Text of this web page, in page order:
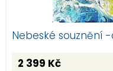
Nebeské souznění
2 399 Kč